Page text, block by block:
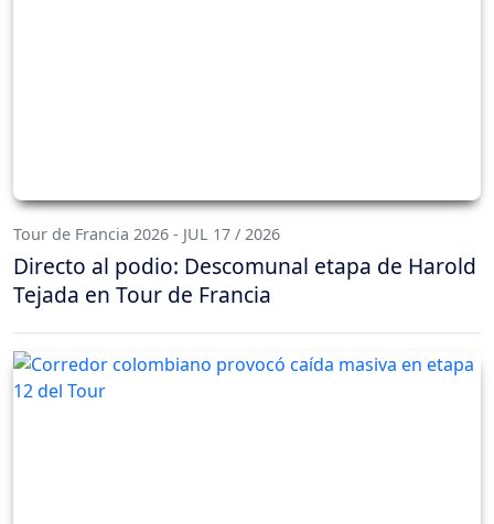
Tour de Francia 2026 - JUL 17 / 2026
Directo al podio: Descomunal etapa de Harold
Tejada en Tour de Francia